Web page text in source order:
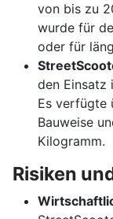
von bis zu
wurde für
oder für
den Einsatz
Es verfügte
Bauweise
Kilogramm.
Risiken